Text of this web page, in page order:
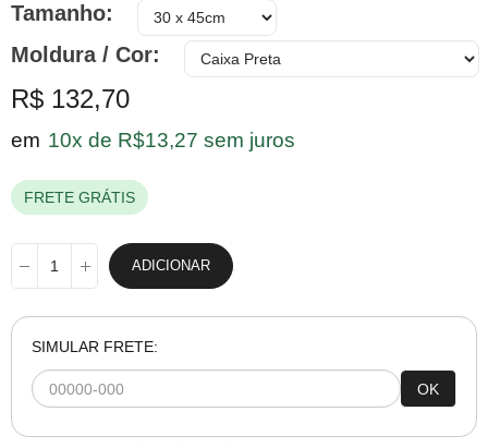
Tamanho
Moldura / Cor
R$ 132,70
em 10x de R$13,27 sem juros
FRETE GRÁTIS
ADICIONAR
SIMULAR FRETE:
OK